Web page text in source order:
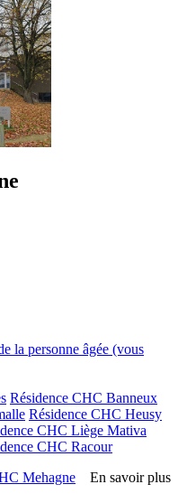
la personne âgée (vous
Résidence CHC Banneux
Résidence CHC Heusy
CHC Liège Mativa
CHC Racour
Mehagne En savoir plus